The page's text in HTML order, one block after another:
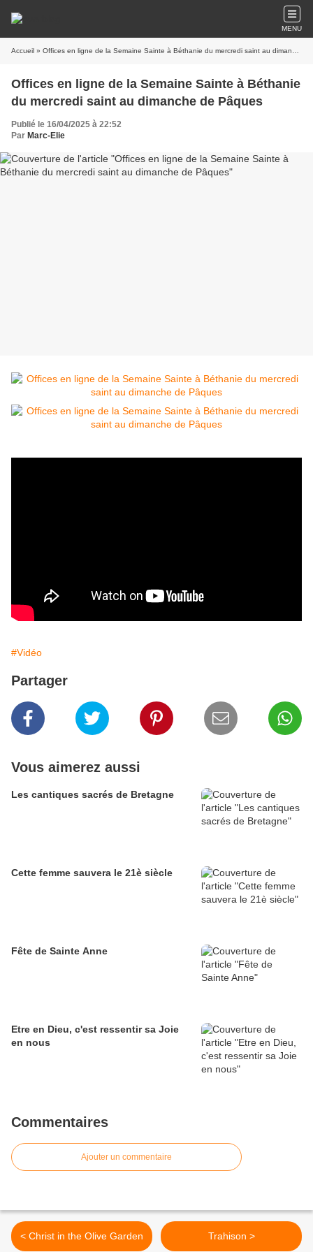
MENU
Accueil » Offices en ligne de la Semaine Sainte à Béthanie du mercredi saint au dimanche de Pâques
Offices en ligne de la Semaine Sainte à Béthanie
du mercredi saint au dimanche de Pâques
Publié le 16/04/2025 à 22:52
Par Marc-Elie
#Vidéo
Partager
Vous aimerez aussi
Les cantiques sacrés de Bretagne
Cette femme sauvera le 21è siècle
Fête de Sainte Anne
Etre en Dieu, c'est ressentir sa Joie
en nous
Commentaires
Ajouter un commentaire
< Christ in the Olive Garden Trahison >